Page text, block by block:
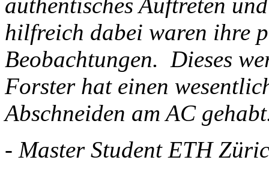
hilfreich dabei waren ihre
Beobachtungen. Dieses
Forster hat einen
Abschneiden am AC
- Master Student ETH